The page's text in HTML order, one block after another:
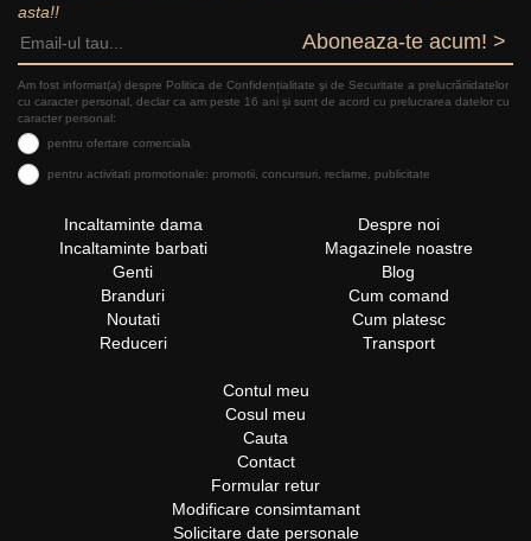
asta!!
Aboneaza-te acum! >
Am fost informat(a) despre Politica de Confidențialitate şi de Securitate a prelucrăriidatelor
cu caracter personal, declar ca am peste 16 ani și sunt de acord cu prelucrarea datelor cu
caracter personal:
pentru ofertare comerciala
pentru activitati promotionale: promotii, concursuri, reclame, publicitate
Incaltaminte dama
Incaltaminte barbati
Genti
Branduri
Noutati
Reduceri
Despre noi
Magazinele noastre
Blog
Cum comand
Cum platesc
Transport
Contul meu
Cosul meu
Cauta
Contact
Formular retur
Modificare consimtamant
Solicitare date personale